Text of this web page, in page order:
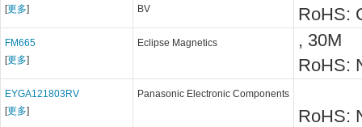
[更多]
BV
RoHS:
FM665
[更多]
Eclipse Magnetics
, 30M
RoHS:
EYGA121803RV
[更多]
Panasonic Electronic Components
RoHS: